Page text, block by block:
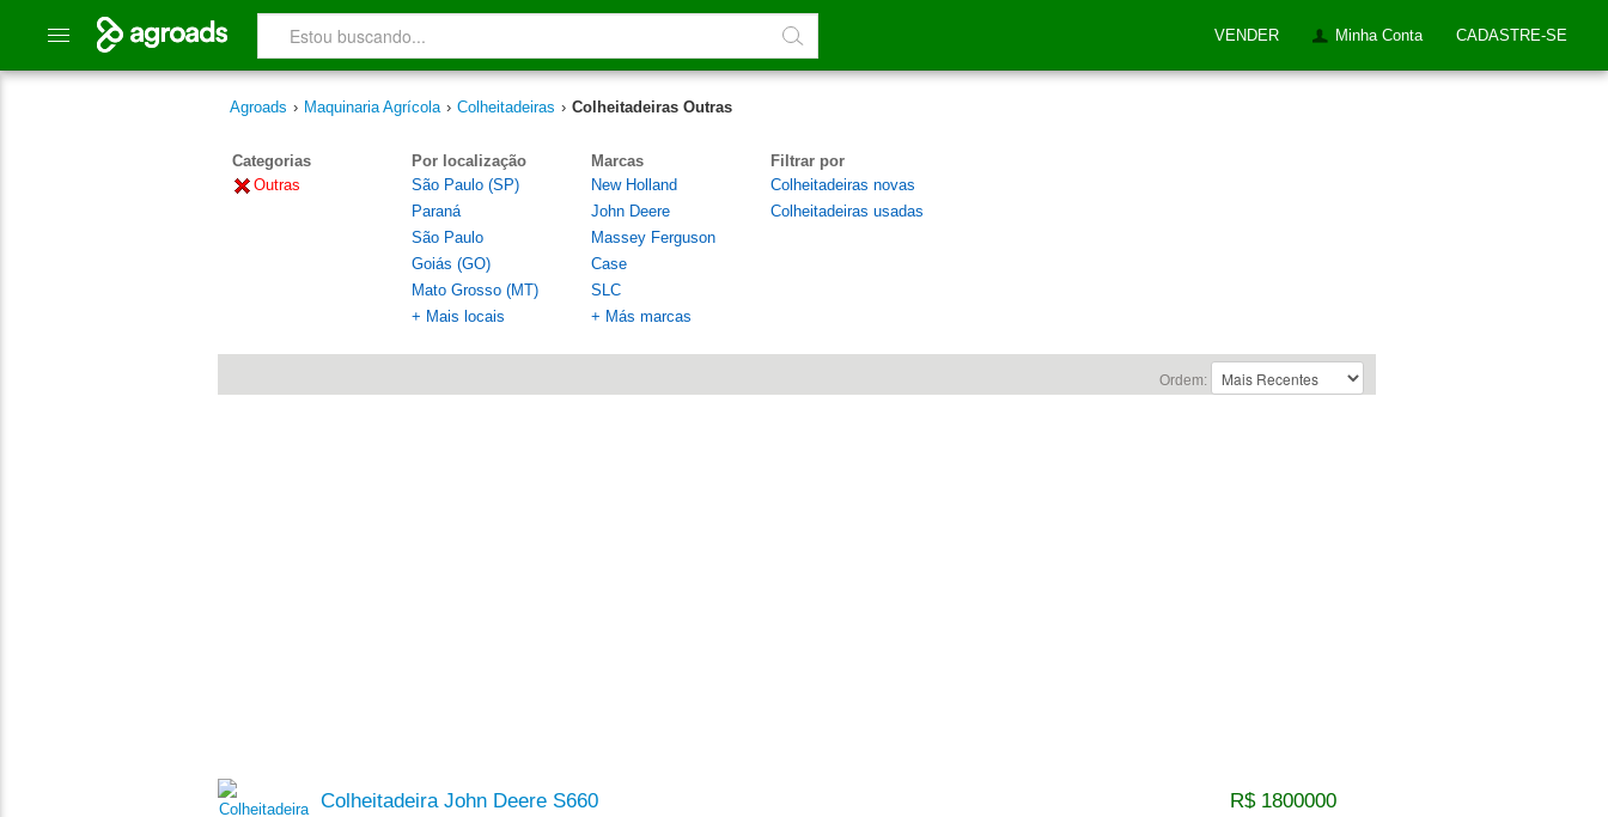
VENDER Minha Conta CADASTRE-SE
Agroads › Maquinaria Agrícola › Colheitadeiras › Colheitadeiras Outras
Categorias
Outras
Por localização
São Paulo (SP)
Paraná
São Paulo
Goiás (GO)
Mato Grosso (MT)
+ Mais locais
Marcas
New Holland
John Deere
Massey Ferguson
Case
SLC
+ Más marcas
Filtrar por
Colheitadeiras novas
Colheitadeiras usadas
Ordem:
Colheitadeira John Deere S660 R$ 1800000